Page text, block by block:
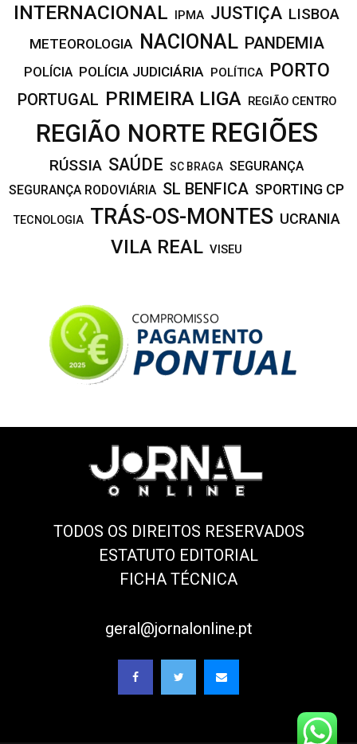
INTERNACIONAL IPMA JUSTIÇA LISBOA
METEOROLOGIA NACIONAL PANDEMIA
POLÍCIA POLÍCIA JUDICIÁRIA POLÍTICA PORTO
PORTUGAL PRIMEIRA LIGA REGIÃO CENTRO
REGIÃO NORTE REGIÕES
RÚSSIA SAÚDE SC BRAGA SEGURANÇA
SEGURANÇA RODOVIÁRIA SL BENFICA SPORTING CP
TECNOLOGIA TRÁS-OS-MONTES UCRANIA
VILA REAL VISEU
TODOS OS DIREITOS RESERVADOS
ESTATUTO EDITORIAL
FICHA TÉCNICA
geral@jornalonline.pt